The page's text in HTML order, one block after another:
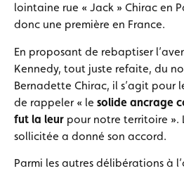
lointaine rue « Jack » Chirac en
donc une première en France.
En proposant de rebaptiser
Kennedy, tout juste refaite, du
Bernadette Chirac, il s’agit pour
de rappeler « le solide ancrage
fut la leur pour notre territoire ».
sollicitée a donné son accord.
Parmi les autres délibérations à